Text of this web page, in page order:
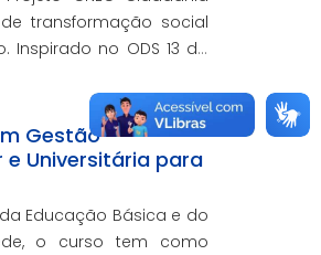
transformação social
no ODS 13 da
da sustentabilidade.
Gestão
e Universitária para
Educação Básica e do
o curso tem como